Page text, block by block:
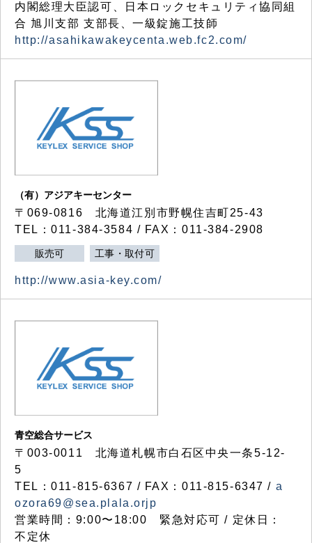
内閣総理大臣認可、日本ロックセキュリティ協同組
合 旭川支部 支部長、一級錠施工技師
http://asahikawakeycenta.web.fc2.com/
（有）アジアキーセンター
〒069-0816 北海道江別市野幌住吉町25-43
TEL：011-384-3584 / FAX：011-384-2908
販売可 工事・取付可
http://www.asia-key.com/
青空総合サービス
〒003-0011 北海道札幌市白石区中央一条5-12-
5
TEL：011-815-6367 / FAX：011-815-6347 / a
ozora69@sea.plala.orjp
営業時間：9:00〜18:00 緊急対応可 / 定休日：
不定休